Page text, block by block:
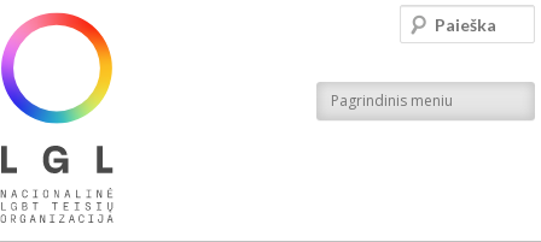
Nacionalinė LGBT teisių organizacija
Pagrindinis meniu
Paieška